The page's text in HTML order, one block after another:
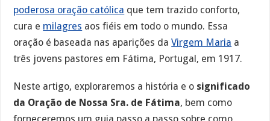
poderosa oração católica que tem trazido conforto,
cura e milagres aos fiéis em todo o mundo. Essa
oração é baseada nas aparições daVirgem Maria a
três jovens pastores em Fátima, Portugal, em 1917.
Neste artigo, exploraremos a história e o significado
da Oração de Nossa Sra. de Fátima, bem como